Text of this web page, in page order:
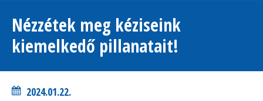
Nézzétek meg kéziseink
kiemelkedő pillanatait!
2024.01.22.